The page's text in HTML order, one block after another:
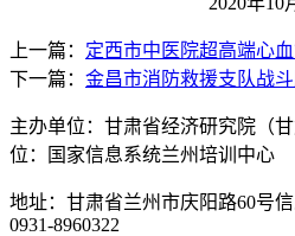
上一篇： 定西市中医院超高端心
下一篇： 金昌市消防救援支队战
主办单位：甘肃省经济研究院（
位：国家信息系统兰州培训中心
地址：甘肃省兰州市庆阳路60号信
0931-8960322